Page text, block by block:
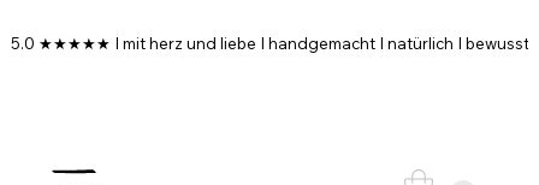
5.0 ★★★★★ I mit herz und liebe I handgemacht I natürlich I bewusst